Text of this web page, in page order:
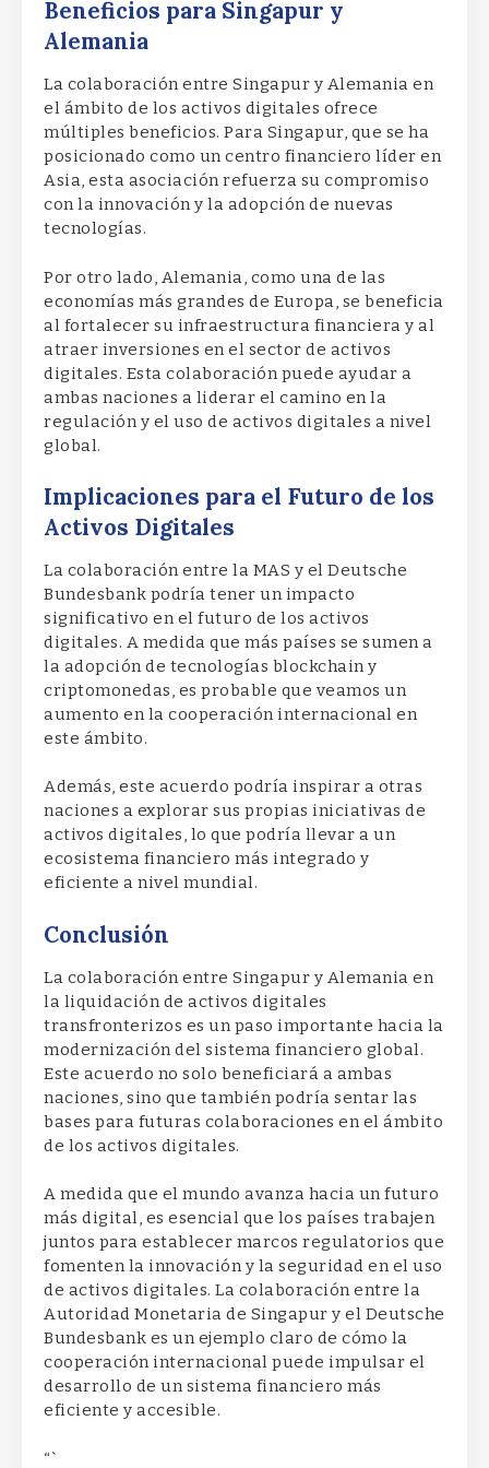
Beneficios para Singapur y
Alemania
La colaboración entre Singapur y Alemania en
el ámbito de los activos digitales ofrece
múltiples beneficios. Para Singapur, que se ha
posicionado como un centro financiero líder en
Asia, esta asociación refuerza su compromiso
con la innovación y la adopción de nuevas
tecnologías.
Por otro lado, Alemania, como una de las
economías más grandes de Europa, se beneficia
al fortalecer su infraestructura financiera y al
atraer inversiones en el sector de activos
digitales. Esta colaboración puede ayudar a
ambas naciones a liderar el camino en la
regulación y el uso de activos digitales a nivel
global.
Implicaciones para el Futuro de los
Activos Digitales
La colaboración entre la MAS y el Deutsche
Bundesbank podría tener un impacto
significativo en el futuro de los activos
digitales. A medida que más países se sumen a
la adopción de tecnologías blockchain y
criptomonedas, es probable que veamos un
aumento en la cooperación internacional en
este ámbito.
Además, este acuerdo podría inspirar a otras
naciones a explorar sus propias iniciativas de
activos digitales, lo que podría llevar a un
ecosistema financiero más integrado y
eficiente a nivel mundial.
Conclusión
La colaboración entre Singapur y Alemania en
la liquidación de activos digitales
transfronterizos es un paso importante hacia la
modernización del sistema financiero global.
Este acuerdo no solo beneficiará a ambas
naciones, sino que también podría sentar las
bases para futuras colaboraciones en el ámbito
de los activos digitales.
A medida que el mundo avanza hacia un futuro
más digital, es esencial que los países trabajen
juntos para establecer marcos regulatorios que
fomenten la innovación y la seguridad en el uso
de activos digitales. La colaboración entre la
Autoridad Monetaria de Singapur y el Deutsche
Bundesbank es un ejemplo claro de cómo la
cooperación internacional puede impulsar el
desarrollo de un sistema financiero más
eficiente y accesible.
“`